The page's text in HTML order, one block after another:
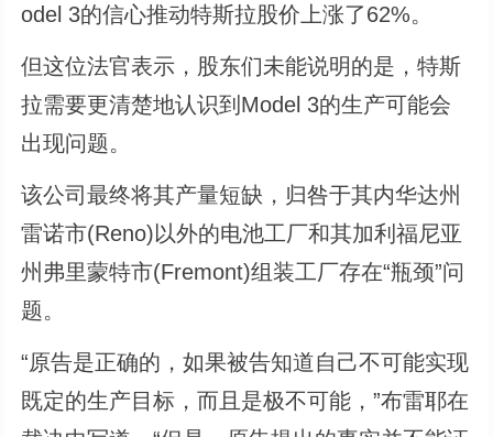
odel 3的信心推动特斯拉股价上涨了62%。
但这位法官表示，股东们未能说明的是，特斯
拉需要更清楚地认识到Model 3的生产可能会
出现问题。
该公司最终将其产量短缺，归咎于其内华达州
雷诺市(Reno)以外的电池工厂和其加利福尼亚
州弗里蒙特市(Fremont)组装工厂存在“瓶颈”问
题。
“原告是正确的，如果被告知道自己不可能实现
既定的生产目标，而且是极不可能，”布雷耶在